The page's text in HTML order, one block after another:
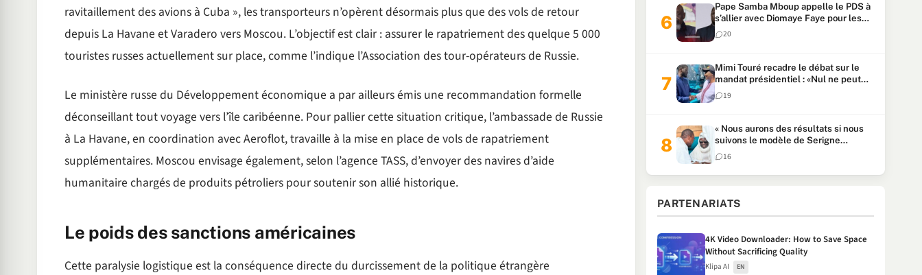
ravitaillement des avions à Cuba », les transporteurs n’opèrent désormais plus que des vols de retour
depuis La Havane et Varadero vers Moscou. L’objectif est clair : assurer le rapatriement des quelque 5 000
touristes russes actuellement sur place, comme l’indique l’Association des tour-opérateurs de Russie.
Le ministère russe du Développement économique a par ailleurs émis une recommandation formelle
déconseillant tout voyage vers l’île caribéenne. Pour pallier cette situation critique, l’ambassade de Russie
à La Havane, en coordination avec Aeroflot, travaille à la mise en place de vols de rapatriement
supplémentaires. Moscou envisage également, selon l’agence TASS, d’envoyer des navires d’aide
humanitaire chargés de produits pétroliers pour soutenir son allié historique.
Le poids des sanctions américaines
Cette paralysie logistique est la conséquence directe du durcissement de la politique étrangère
Pape Samba Mboup appelle le PDS à
s’allier avec Diomaye Faye pour les
locales et tacle Sonko
20
Mimi Touré recadre le débat sur le
mandat présidentiel : «Nul ne peut
faire plus de deux mandats
consécutifs de 5 ans»
19
« Nous aurons des résultats si nous
suivons le modèle de Serigne
Touba » : Ousmane Sonko au Khalife
Serigne Mountakha
16
PARTENARIATS
4K Video Downloader: How to Save Space
Without Sacrificing Quality
Klipa AI EN